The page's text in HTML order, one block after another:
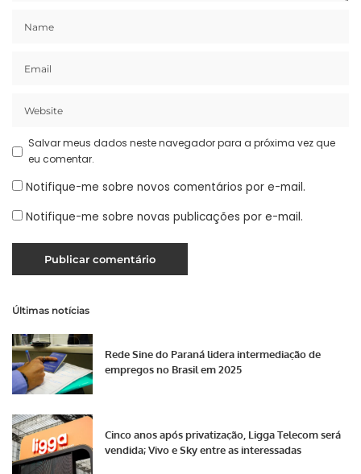
Salvar meus dados neste navegador para a próxima vez que
eu comentar.
Notifique-me sobre novos comentários por e-mail.
Notifique-me sobre novas publicações por e-mail.
Últimas notícias
Rede Sine do Paraná lidera intermediação de
empregos no Brasil em 2025
Cinco anos após privatização, Ligga Telecom será
vendida; Vivo e Sky entre as interessadas